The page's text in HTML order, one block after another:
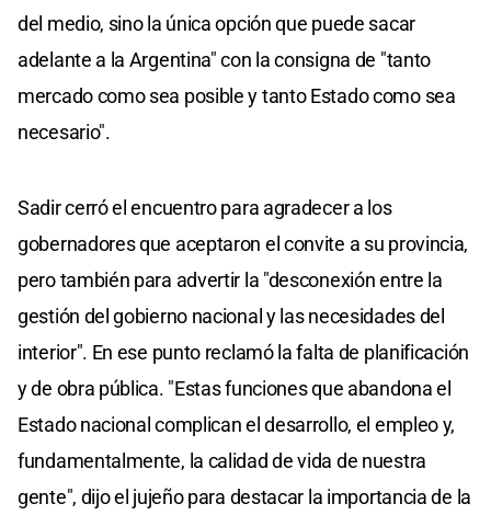
del medio, sino la única opción que puede sacar
adelante a la Argentina" con la consigna de "tanto
mercado como sea posible y tanto Estado como sea
necesario".
Sadir cerró el encuentro para agradecer a los
gobernadores que aceptaron el convite a su provincia,
pero también para advertir la "desconexión entre la
gestión del gobierno nacional y las necesidades del
interior". En ese punto reclamó la falta de planificación
y de obra pública. "Estas funciones que abandona el
Estado nacional complican el desarrollo, el empleo y,
fundamentalmente, la calidad de vida de nuestra
gente", dijo el jujeño para destacar la importancia de la